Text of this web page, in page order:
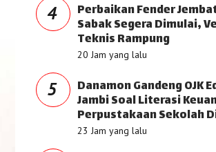
4 Perbaikan Fender
Sabak Segera Dimulai,
Teknis Rampung
20 Jam yang lalu
5 Danamon Gandeng OJK
Jambi Soal Literasi
Perpustakaan Sekolah
23 Jam yang lalu